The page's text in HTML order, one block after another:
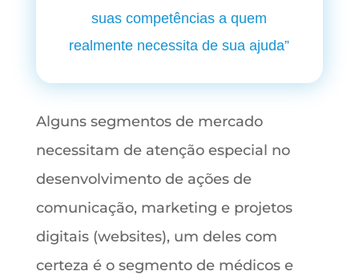
suas competências a quem
realmente necessita de sua ajuda”
Alguns segmentos de mercado
necessitam de atenção especial no
desenvolvimento de ações de
comunicação, marketing e projetos
digitais (websites), um deles com
certeza é o segmento de médicos e